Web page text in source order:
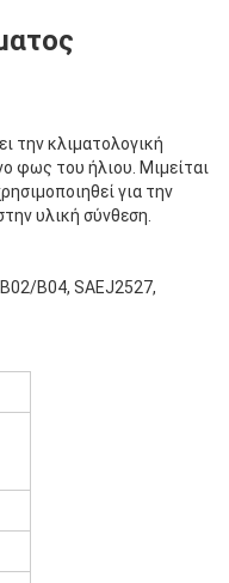
την κλιματολογική
φως του ήλιου. Μιμείται
για την
υλική σύνθεση.
B04, SAEJ2527,